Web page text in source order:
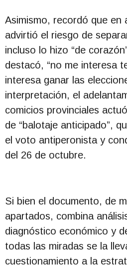
Asimismo, recordó que en
advirtió el riesgo de
incluso lo hizo “de
destacó, “no me interesa
interesa ganar las
interpretación, el
comicios provinciales
de “balotaje anticipado”,
el voto antiperonista y
del 26 de octubre.
Si bien el documento, de
apartados, combina
diagnóstico económico y
todas las miradas se la
cuestionamiento a la